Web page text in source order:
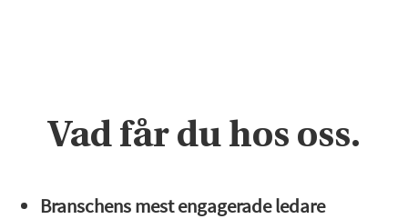
Vad får du hos oss.
Branschens mest engagerade ledare